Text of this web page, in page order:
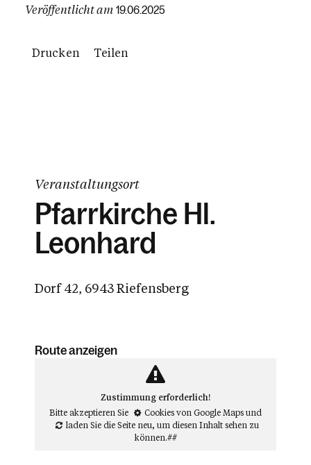
Veröffentlicht am 19.06.2025
Drucken Teilen
Veranstaltungsort
Pfarrkirche Hl.
Leonhard
Dorf 42, 6943 Riefensberg
Route anzeigen
Zustimmung erforderlich!
Bitte akzeptieren Sie
Cookies von Google Mapsund
laden Sie die Seite neu, um diesen Inhalt sehen zu
können.##